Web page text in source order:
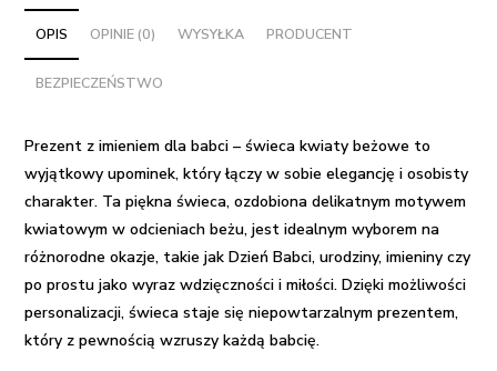
dla
babci
-
świeca
beżowe
OPIS OPINIE (0) WYSYŁKA PRODUCENT
BEZPIECZEŃSTWO
Prezent z imieniem dla babci – świeca kwiaty beżowe to
wyjątkowy upominek, który łączy w sobie elegancję i osobisty
charakter. Ta piękna świeca, ozdobiona delikatnym motywem
kwiatowym w odcieniach beżu, jest idealnym wyborem na
różnorodne okazje, takie jak Dzień Babci, urodziny, imieniny czy
po prostu jako wyraz wdzięczności i miłości. Dzięki możliwości
personalizacji, świeca staje się niepowtarzalnym prezentem,
który z pewnością wzruszy każdą babcię.